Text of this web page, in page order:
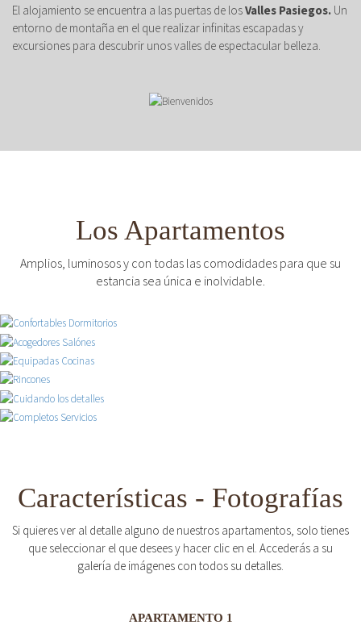
El alojamiento se encuentra a las puertas de losValles Pasiegos. Un
entorno de montaña en el que realizar infinitas escapadas y
excursiones para descubrir unos valles de espectacular belleza.
Los Apartamentos
Amplios, luminosos y con todas las comodidades para que su
estancia sea única e inolvidable.
Características - Fotografías
Si quieres ver al detalle alguno de nuestros apartamentos, solo tienes
que seleccionar el que desees y hacer clic en el. Accederás a su
galería de imágenes con todos su detalles.
APARTAMENTO 1